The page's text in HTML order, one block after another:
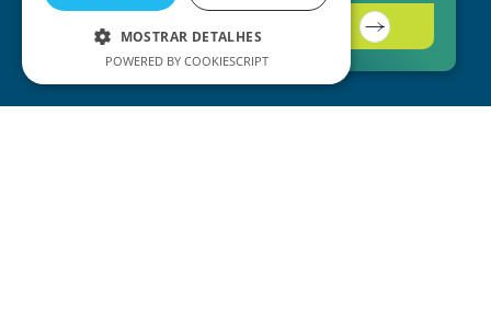
MOSTRAR DETALHES
POWERED BY COOKIESCRIPT